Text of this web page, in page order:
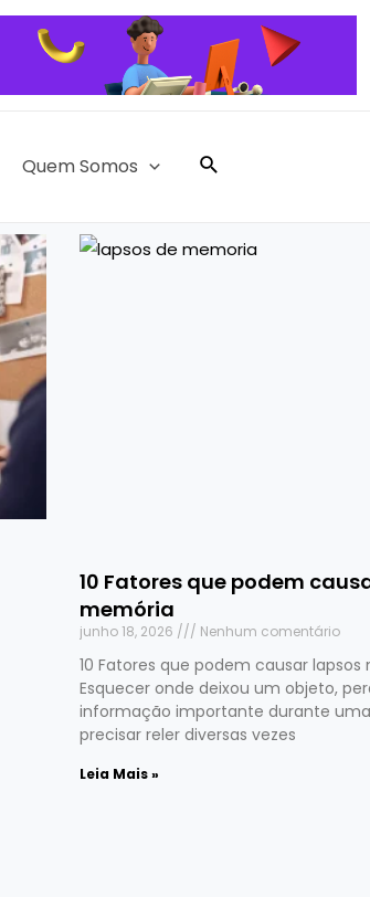
Quem Somos
10 Fatores que podem
memória
junho 18, 2026 Nenhum comentário
10 Fatores que podem causar
Esquecer onde deixou um objeto,
informação importante durante
precisar reler diversas vezes
Leia Mais »